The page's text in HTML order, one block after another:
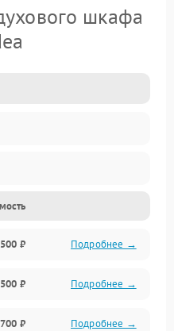
шкафа
₽ Подробнее →
₽ Подробнее →
₽ Подробнее →